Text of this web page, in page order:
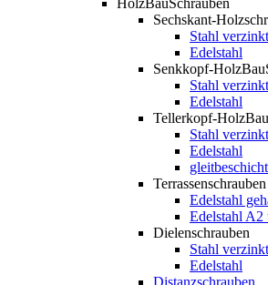
HolzBauSchrauben
Sechskant-
Stahl verzinkt
Edelstahl
Senkkopf-
Stahl verzinkt
Edelstahl
Tellerkopf-
Stahl verzinkt
Edelstahl
Terrassenschrauben
Edelstahl
Edelstahl A2
Dielenschrauben
Stahl verzinkt
Edelstahl
Distanzschrauben